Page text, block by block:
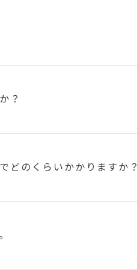
？
どのくらいかかりますか？